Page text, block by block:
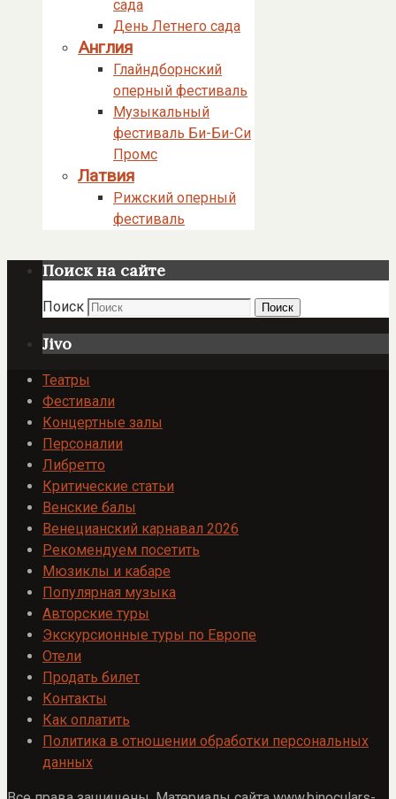
сада
День Летнего сада
Англия
Глайндборнский
оперный фестиваль
Музыкальный
фестиваль Би-Би-Си
Промс
Латвия
Рижский оперный
фестиваль
Поиск на сайте
Поиск Поиск
Jivo
Театры
Фестивали
Концертные залы
Персоналии
Либретто
Критические статьи
Венские балы
Венецианский карнавал 2026
Рекомендуем посетить
Мюзиклы и кабаре
Популярная музыка
Авторские туры
Экскурсионные туры по Европе
Отели
Продать билет
Контакты
Как оплатить
Политика в отношении обработки персональных
данных